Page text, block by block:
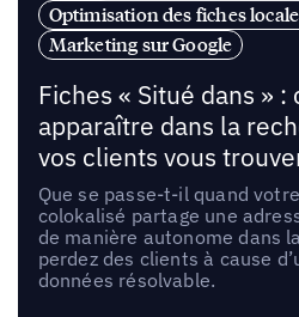
Optimisation des fiches
Marketing sur Google
Fiches « Situé dans »
apparaître dans la
vos clients vous
Que se passe-t-il quand
colokalisé partage une
de manière autonome dans
perdez des clients à cause
données résolvable.